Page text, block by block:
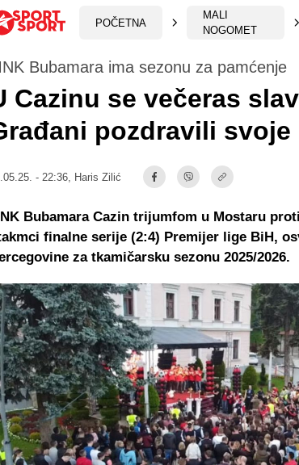
POČETNA
MALI
NOGOMET
Bubamara ima sezonu za pamćenje
Cazinu se večeras
pozdravili svoje
- 22:36, Haris Zilić
Bubamara Cazin trijumfom u Mostaru
finalne serije (2:4) Premijer lige BiH,
za tkamičarsku sezonu 2025/2026.